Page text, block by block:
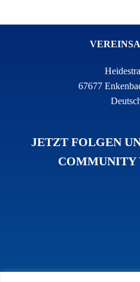
67677
JETZT FOLGEN
COMMUNITY